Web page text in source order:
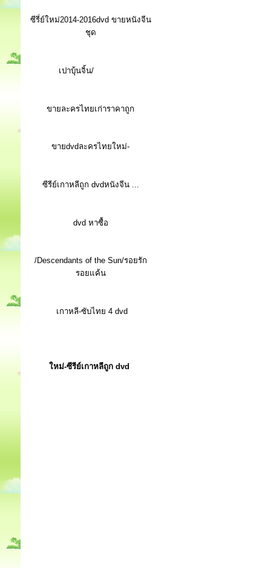
ซีรี่ย์ใหม่2014-2016dvd ขายหนังจีน
ชุด
เปาบุ้นจิ้น/
ขายละครไทยเก่าราคาถูก
ขายdvdละครไทยใหม่-
ซีรีย์เกาหลีถูก dvdหนังจีน ...
dvd หาซื้อ
/Descendants of the Sun/รอยรัก
รอยแค้น
เกาหลี-ซับไทย 4 dvd
ใหม่-ซีรีย์เกาหลีถูก dvd